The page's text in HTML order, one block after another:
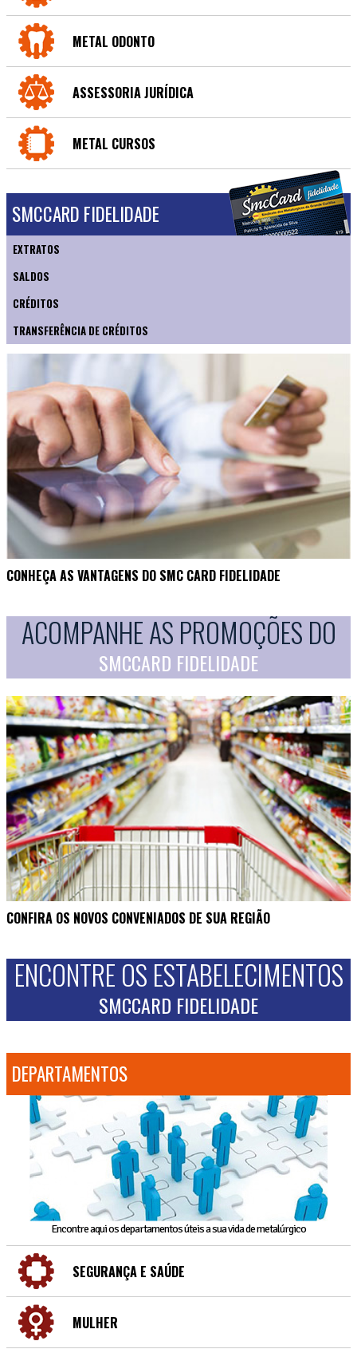
METAL ODONTO
ASSESSORIA JURÍDICA
METAL CURSOS
SMCCARD FIDELIDADE
EXTRATOS
SALDOS
CRÉDITOS
TRANSFERÊNCIA DE CRÉDITOS
CONHEÇA AS VANTAGENS DO SMC CARD FIDELIDADE
ACOMPANHE AS PROMOÇÕES DO
SMCCARD FIDELIDADE
CONFIRA OS NOVOS CONVENIADOS DE SUA REGIÃO
ENCONTRE OS ESTABELECIMENTOS
SMCCARD FIDELIDADE
DEPARTAMENTOS
Encontre aqui os departamentos úteis a sua vida de metalúrgico
SEGURANÇA E SAÚDE
MULHER